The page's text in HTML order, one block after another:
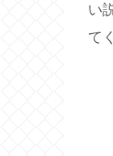
い
て